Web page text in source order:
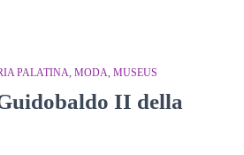
PALATINA MODA MUSEUS
II della